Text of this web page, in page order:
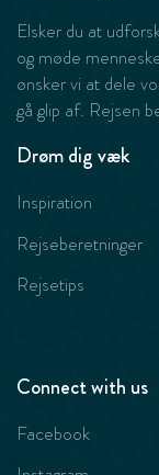
Elsker du at
og møde
ønsker vi at dele
gå glip af. Rejsen
Drøm dig væk
Inspiration
Rejseberetninger
Rejsetips
Connect with us
Facebook